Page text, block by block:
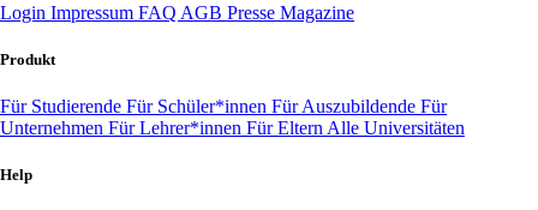
Login Impressum FAQ AGB Presse Magazine
Produkt
Für Studierende Für Schüler*innen Für Auszubildende Für
Unternehmen Für Lehrer*innen Für Eltern Alle Universitäten
Help